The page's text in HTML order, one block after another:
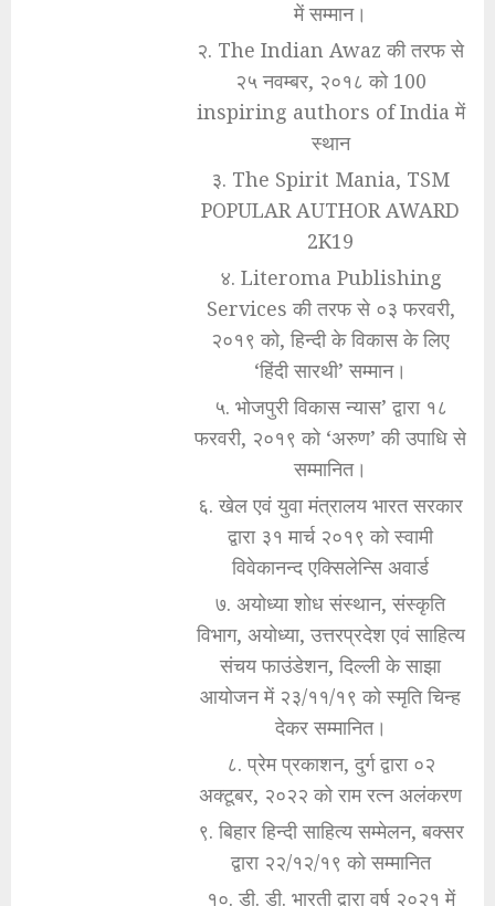
में सम्मान।
२. The Indian Awaz की तरफ से
२५ नवम्बर, २०१८ को 100
inspiring authors of India में
स्थान
३. The Spirit Mania, TSM
POPULAR AUTHOR AWARD
2K19
४. Literoma Publishing
Services की तरफ से ०३ फरवरी,
२०१९ को, हिन्दी के विकास के लिए
‘हिंदी सारथी’ सम्मान।
५. भोजपुरी विकास न्यास’ द्वारा १८
फरवरी, २०१९ को ‘अरुण’ की उपाधि से
सम्मानित।
६. खेल एवं युवा मंत्रालय भारत सरकार
द्वारा ३१ मार्च २०१९ को स्वामी
विवेकानन्द एक्सिलेन्सि अवार्ड
७. अयोध्या शोध संस्थान, संस्कृति
विभाग, अयोध्या, उत्तरप्रदेश एवं साहित्य
संचय फाउंडेशन, दिल्ली के साझा
आयोजन में २३/११/१९ को स्मृति चिन्ह
देकर सम्मानित।
८. प्रेम प्रकाशन, दुर्ग द्वारा ०२
अक्टूबर, २०२२ को राम रत्न अलंकरण
९. बिहार हिन्दी साहित्य सम्मेलन, बक्सर
द्वारा २२/१२/१९ को सम्मानित
१०. डी. डी. भारती द्वारा वर्ष २०२१ में